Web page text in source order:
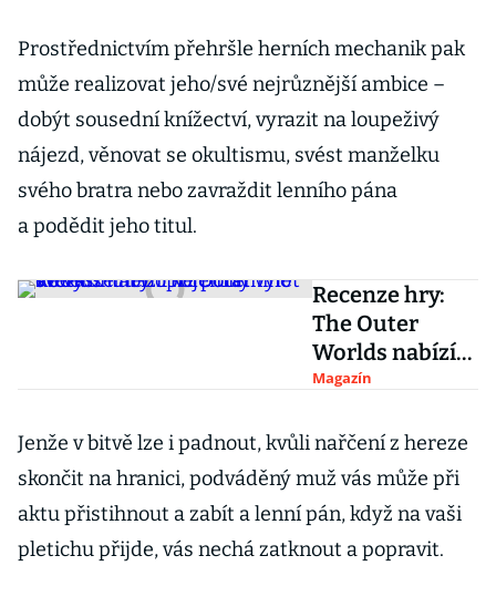
Prostřednictvím přehršle herních mechanik pak
může realizovat jeho/své nejrůznější ambice –
dobýt sousední knížectví, vyrazit na loupeživý
nájezd, věnovat se okultismu, svést manželku
svého bratra nebo zavraždit lenního pána
a podědit jeho titul.
Recenze hry:
The Outer
Worlds nabízí
příjemný výlet
korporátního
světa
Magazín
Jenže v bitvě lze i padnout, kvůli nařčení z hereze
skončit na hranici, podváděný muž vás může při
aktu přistihnout a zabít a lenní pán, když na vaši
pletichu přijde, vás nechá zatknout a popravit.